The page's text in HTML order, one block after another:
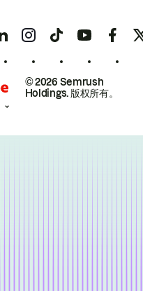
© 2026 Semrush
Holdings. 版权所有。